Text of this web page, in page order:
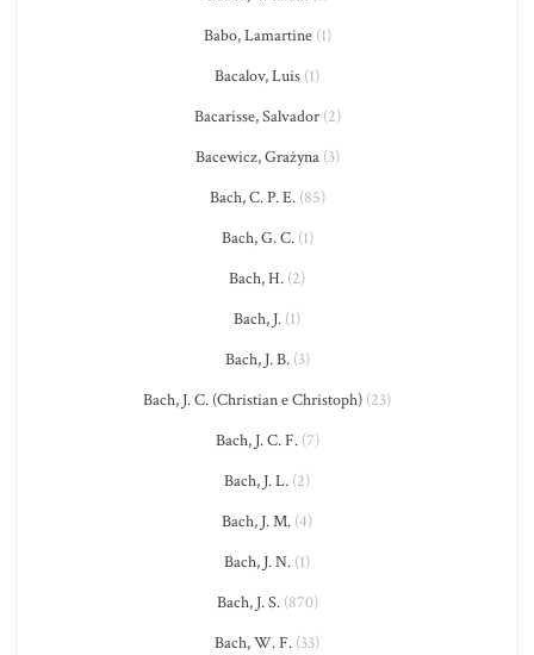
Babo, Lamartine(1)
Bacalov, Luis (1)
Bacarisse, Salvador(2)
Bacewicz, Grażyna(3)
Bach, C. P. E.(85)
Bach, G. C.(1)
Bach, H. (2)
Bach, J. (1)
Bach, J. B.(3)
Bach, J. C. (Christian e Christoph) (23)
Bach, J. C. F.(7)
Bach, J. L. (2)
Bach, J. M. (4)
Bach, J. N. (1)
Bach, J. S.(870)
Bach, W. F. (33)